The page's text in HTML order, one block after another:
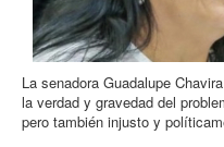
La senadora Guadalupe
la verdad y gravedad del
pero también injusto y